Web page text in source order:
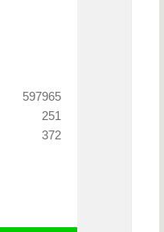
597965
251
372